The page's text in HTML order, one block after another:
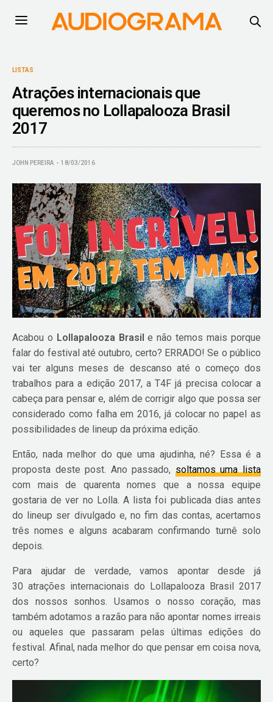
LISTAS
Atrações internacionais que
queremos no Lollapalooza Brasil
2017
JOHN PEREIRA 18/03/2016
Acabou o Lollapalooza Brasil e não temos mais porque
falar do festival até outubro, certo? ERRADO! Se o público
vai ter alguns meses de descanso até o começo dos
trabalhos para a edição 2017, a T4F já precisa colocar a
cabeça para pensar e, além de corrigir algo que possa ser
considerado como falha em 2016, já colocar no papel as
possibilidades de lineup da próxima edição.
Então, nada melhor do que uma ajudinha, né? Essa é a
proposta deste post. Ano passado, soltamos uma lista
com mais de quarenta nomes que a nossa equipe
gostaria de ver no Lolla. A lista foi publicada dias antes
do lineup ser divulgado e, no fim das contas, acertamos
três nomes e alguns acabaram confirmando turnê solo
depois.
Para ajudar de verdade, vamos apontar desde já
30 atrações internacionais do Lollapalooza Brasil 2017
dos nossos sonhos. Usamos o nosso coração, mas
também adotamos a razão para não apontar nomes irreais
ou aqueles que passaram pelas últimas edições do
festival. Afinal, nada melhor do que pensar em coisa nova,
certo?